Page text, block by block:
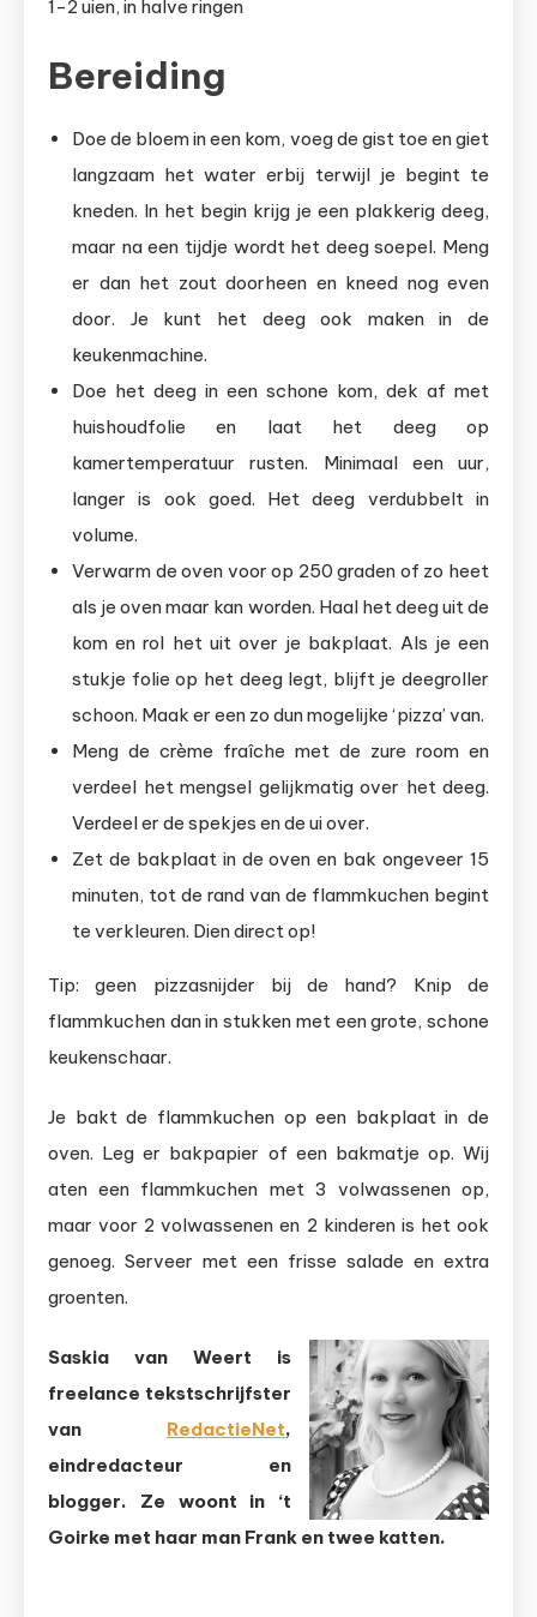
1-2 uien, in halve ringen
Bereiding
Doe de bloem in een kom, voeg de gist toe en giet
langzaam het water erbij terwijl je begint te
kneden. In het begin krijg je een plakkerig deeg,
maar na een tijdje wordt het deeg soepel. Meng
er dan het zout doorheen en kneed nog even
door. Je kunt het deeg ook maken in de
keukenmachine.
Doe het deeg in een schone kom, dek af met
huishoudfolie en laat het deeg op
kamertemperatuur rusten. Minimaal een uur,
langer is ook goed. Het deeg verdubbelt in
volume.
Verwarm de oven voor op 250 graden of zo heet
als je oven maar kan worden. Haal het deeg uit de
kom en rol het uit over je bakplaat. Als je een
stukje folie op het deeg legt, blijft je deegroller
schoon. Maak er een zo dun mogelijke ‘pizza’ van.
Meng de crème fraîche met de zure room en
verdeel het mengsel gelijkmatig over het deeg.
Verdeel er de spekjes en de ui over.
Zet de bakplaat in de oven en bak ongeveer 15
minuten, tot de rand van de flammkuchen begint
te verkleuren. Dien direct op!
Tip: geen pizzasnijder bij de hand? Knip de
flammkuchen dan in stukken met een grote, schone
keukenschaar.
Je bakt de flammkuchen op een bakplaat in de
oven. Leg er bakpapier of een bakmatje op. Wij
aten een flammkuchen met 3 volwassenen op,
maar voor 2 volwassenen en 2 kinderen is het ook
genoeg. Serveer met een frisse salade en extra
groenten.
Saskia van Weert is
freelance tekstschrijfster
van RedactieNet,
eindredacteur en
blogger. Ze woont in ‘t
Goirke met haar man Frank en twee katten.